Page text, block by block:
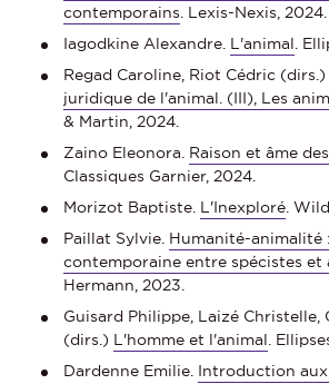
contemporains. Lexis-Nexis, 2024.
Iagodkine Alexandre. L'animal.
Regad Caroline, Riot Cédric (dirs.)
juridique de l'animal. (III), Les
& Martin, 2024.
Zaino Eleonora. Raison et âme
Classiques Garnier, 2024.
Morizot Baptiste. L'Inexploré.
Paillat Sylvie. Humanité-animalité
contemporaine entre spécistes et
Hermann, 2023.
Guisard Philippe, Laizé
(dirs.) L'homme et l'animal.
Dardenne Emilie. Introduction